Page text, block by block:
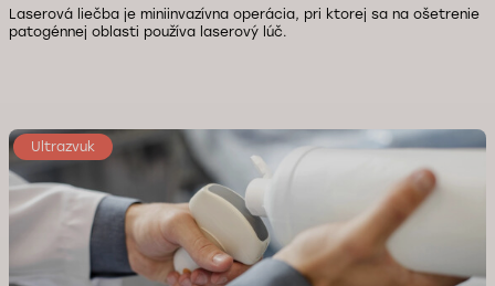
Laserová liečba je miniinvazívna operácia, pri ktorej sa na ošetrenie
patogénnej oblasti používa laserový lúč.
Ultrazvuk